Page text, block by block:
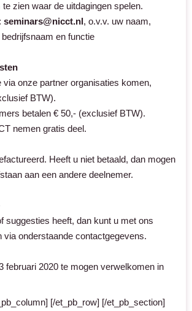
zien waar de uitdagingen spelen.
seminars@nicct.nl, o.v.v. uw naam,
en functie
via onze partner organisaties komen,
BTW).
betalen € 50,- (exclusief BTW).
nemen gratis deel.
Heeft u niet betaald, dan mogen
aan een andere deelnemer.
suggesties heeft, dan kunt u met ons
via onderstaande contactgegevens.
februari 2020 te mogen verwelkomen in
[/et_pb_row] [/et_pb_section]